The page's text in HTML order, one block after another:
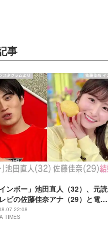
事
インボー」池田直人（32）、元読
ビの佐藤佳奈アナ（29）と電撃
ジャンボより先とは」「かなり
り！」など驚きの声
22:08
TIMES